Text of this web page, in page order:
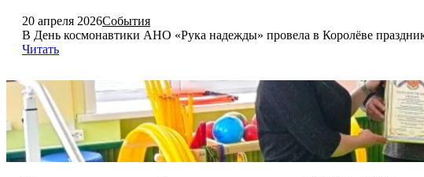
20 апреля 2026События
В День космонавтики АНО «Рука надежды» провела в Королёве
Читать